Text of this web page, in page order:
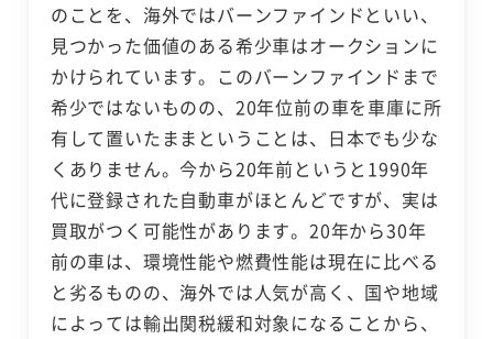
のことを、海外ではバーンファインドといい、
見つかった価値のある希少車はオークションに
かけられています。このバーンファインドまで
希少ではないものの、20年位前の車を車庫に所
有して置いたままということは、日本でも少な
くありません。今から20年前というと1990年
代に登録された自動車がほとんどですが、実は
買取がつく可能性があります。20年から30年
前の車は、環境性能や燃費性能は現在に比べる
と劣るものの、海外では人気が高く、国や地域
によっては輸出関税緩和対象になることから、